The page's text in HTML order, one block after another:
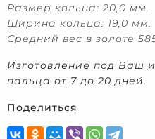
Размер кольца: 20,0 мм.
Ширина кольца: 19,0 мм.
Средний вес в золоте
Изготовление под Ваш
пальца от 7 до 20 дней.
Поделиться